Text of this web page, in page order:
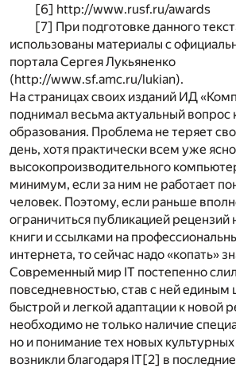
[6] http://www.rusf.ru/awards
[7] При подготовке данного
использованы материалы с
портала Сергея Лукьяненко
(http://www.sf.amc.ru/lukian).
На страницах своих изданий ИД
поднимал весьма актуальный
образования. Проблема не теряет
день, хотя практически всем уже
высокопроизводительного
минимум, если за ним не работает
человек. Поэтому, если раньше
ограничиться публикацией рецензий
книги и ссылками на
интернета, то сейчас надо «копать»
Современный мир IT постепенно
повседневностью, став с ней
быстрой и легкой адаптации к новой
необходимо не только наличие
но и понимание тех новых
возникли благодаря IT[2] в